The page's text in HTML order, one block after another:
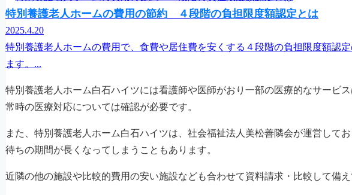
特別養護老人ホームの費用の節約 ４段階の負担限度額認定とは
2025.4.20
特別養護老人ホームの費用で、食費や居住費を安くする４段階の負担限度額認
ます。...
特別養護老人ホーム白石ハイツには看護師や医師がおり一部の医療的なサービ
常時の医療対応については確認が必要です。
また、特別養護老人ホーム白石ハイツは、社会福祉法人美松善隣会が運営し
待ちの期間が長くなってしまうこともあります。
近隣の他の施設や比較的費用の安い施設なども合わせて資料請求・比較して備え